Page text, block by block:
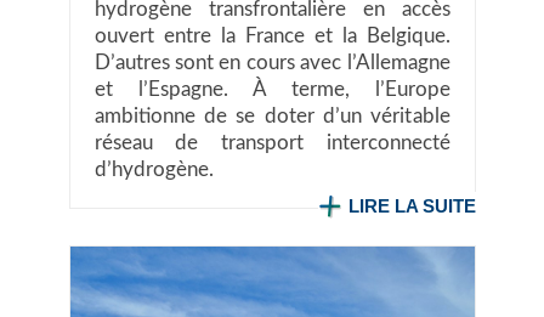
hydrogène transfrontalière en accès
ouvert entre la France et la Belgique.
D’autres sont en cours avec l’Allemagne
et l’Espagne. À terme, l’Europe
ambitionne de se doter d’un véritable
réseau de transport interconnecté
d’hydrogène.
LIRE LA SUITE